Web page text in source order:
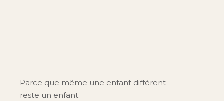
Parce que même une enfant différent
reste un enfant.